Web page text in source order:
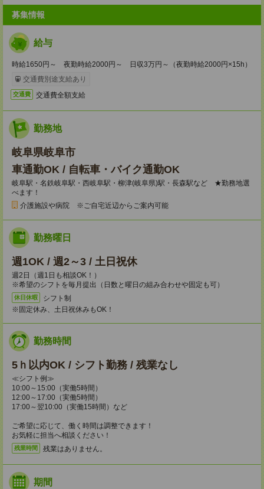
募集情報
給与
時給1650円～ 夜勤時給2000円～ 日収3万円～（夜勤時給2000円×15h）
交通費別途支給あり
交通費 交通費全額支給
勤務地
岐阜県岐阜市
車通勤OK / 自転車・バイク通勤OK
岐阜駅・名鉄岐阜駅・西岐阜駅・柳津(岐阜県)駅・長森駅など ★勤務地選
べます！
介護施設や病院 ※ご自宅近辺からご案内可能
勤務曜日
週1OK / 週2～3 / 土日祝休
週2日（週1日も相談OK！）
※希望のシフトを毎月提出（日数と曜日の組み合わせや固定も可）
休日休暇
シフト制
※固定休み、土日祝休みもOK！
勤務時間
5ｈ以内OK / シフト勤務 / 残業なし
≪シフト例≫
10:00～15:00（実働5時間）
12:00～17:00（実働5時間）
17:00～翌10:00（実働15時間）など
ご希望に応じて、働く時間は調整できます！
お気軽に担当へ相談ください！
残業時間 残業はありません。
期間